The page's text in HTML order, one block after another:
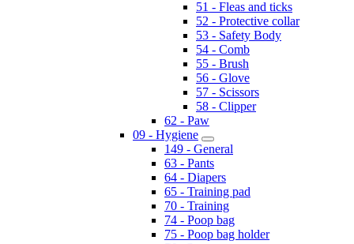
51 - Fleas and ticks
52 - Protective collar
53 - Safety Body
54 - Comb
55 - Brush
56 - Glove
57 - Scissors
58 - Clipper
62 - Paw
09 - Hygiene
149 - General
63 - Pants
64 - Diapers
65 - Training pad
70 - Training
74 - Poop bag
75 - Poop bag holder